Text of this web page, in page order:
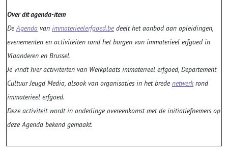
Over dit agenda-item
DeAgenda van immaterieelerfgoed.be deelt het aanbod aan opleidingen,
evenementen en activiteiten rond het borgen van immaterieel erfgoed in
Vlaanderen en Brussel.
Je vindt hier activiteiten van Werkplaats immaterieel erfgoed, Departement
Cultuur Jeugd Media, alsook van organisaties in het brede netwerkrond
immaterieel erfgoed.
Deze activiteit wordt in onderlinge overeenkomst met de initiatiefnemers op
deze Agenda bekend gemaakt.